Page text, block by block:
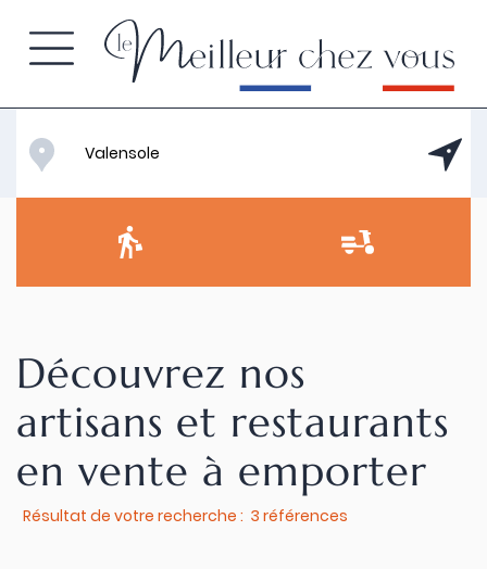
Découvrez nos
artisans et restaurants
en vente à emporter
Résultat de votre recherche : 3 références